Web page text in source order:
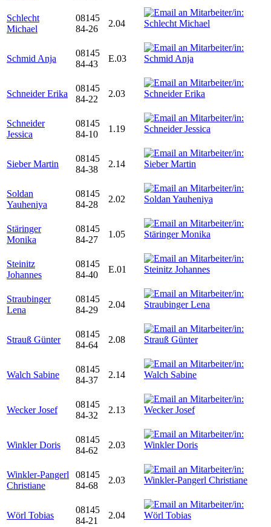
Schlecht
Michael
08145
84-26
2.04
Schmid Anja
08145
84-43
E.03
Schneider Erika
08145
84-22
2.03
Schneider
Jessica
08145
84-10
1.19
Sieber Martin
08145
84-38
2.14
Soldan
Yauheniya
08145
84-28
2.02
Stäringer
Monika
08145
84-27
1.05
Steinitz
Johannes
08145
84-40
E.01
Straubinger
Lena
08145
84-29
2.04
Strauß Günter
08145
84-64
2.08
Walch Sabine
08145
84-37
2.14
Wecker Josef
08145
84-32
2.13
Winkler Doris
08145
84-62
2.03
Winkler-Pangerl
Christiane
08145
84-68
2.03
Wörl Tobias
08145
84-21
2.04